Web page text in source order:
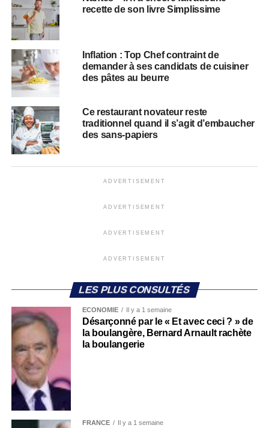
recette de son livre Simplissime
Inflation : Top Chef contraint de
demander à ses candidats de cuisiner
des pâtes au beurre
Ce restaurant novateur reste
traditionnel quand il s’agit d’embaucher
des sans-papiers
ADVERTISEMENT
ADVERTISEMENT
ADVERTISEMENT
ADVERTISEMENT
LES PLUS CONSULTÉS
ECONOMIE Il y a 1 semaine
Désarçonné par le « Et avec ceci ? » de
la boulangère, Bernard Arnault rachète
la boulangerie
FRANCE Il y a 1 semaine